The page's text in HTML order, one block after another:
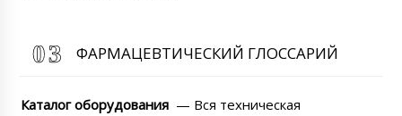
ФАРМАЦЕВТИЧЕСКИЙ ГЛОССАРИЙ
Каталог оборудования — Вся техническая